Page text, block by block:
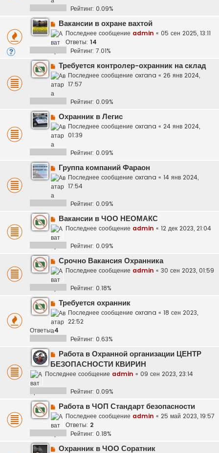
Рейтинг: 0.09%
Вакансии в охране вахтой
Последнее сообщение admin « 05 сен 2025, 13:11
Ответы: 14
Рейтинг: 7.01%
Требуется контролер-охранник на склад
Последнее сообщение oxrana « 26 янв 2024,
17:57
Рейтинг: 0.09%
Охранник в Легис
Последнее сообщение oxrana « 24 янв 2024,
01:39
Рейтинг: 0.09%
Группа компаний Фараон
Последнее сообщение oxrana « 14 янв 2024,
17:54
Рейтинг: 0.09%
Вакансии в ЧОО НЕОМАКС
Последнее сообщение admin « 12 дек 2023, 21:04
Рейтинг: 0.09%
Срочно Вакансия Охранника
Последнее сообщение admin « 30 сен 2023, 01:59
Рейтинг: 0.18%
Требуется охранник
Последнее сообщение oxrana « 18 сен 2023,
22:52
Ответы:4
Рейтинг: 0.63%
Работа в Охранной организации ЦЕНТР
БЕЗОПАСНОСТИ КВИРИН
Последнее сообщение admin « 09 сен 2023, 23:14
Рейтинг: 0.09%
Работа в ЧОП Стандарт безопасности
Последнее сообщение admin « 25 май 2023, 19:57
Ответы: 2
Рейтинг: 0.18%
Охранник в ЧОО Соратник